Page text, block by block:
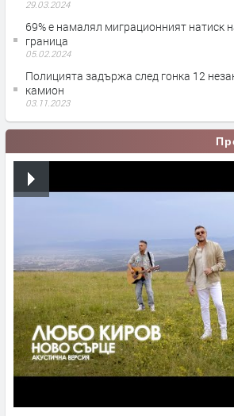
29.03.2024
69% е намалял миграционният натиск
граница
05.02.2024
Полицията задържа след гонка 12
камион
03.11.2023